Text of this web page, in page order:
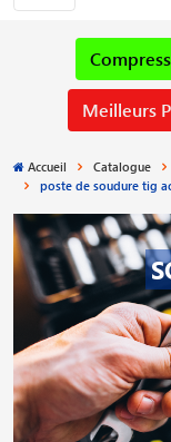
Meilleurs
Accueil Catalogue
poste de soudure tig